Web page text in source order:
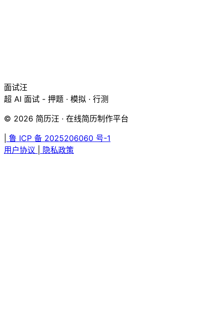
面试汪
超 AI 面试 - 押题 · 模拟 · 行测
© 2026 简历汪 · 在线简历制作平台
鲁 ICP 备 2025206060 号-1
用户协议
隐私政策